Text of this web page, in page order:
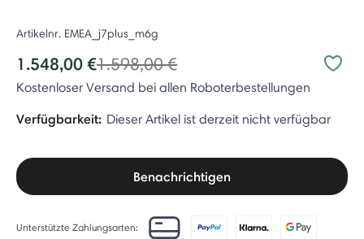
Artikelnr. EMEA_j7plus_m6g
1.548,00 €Price reduced from
1.598,00 €to
Kostenloser Versand bei allen Roboterbestellungen
Verfügbarkeit: Dieser Artikel ist derzeit nicht verfügbar
Benachrichtigen
Unterstützte Zahlungsarten: